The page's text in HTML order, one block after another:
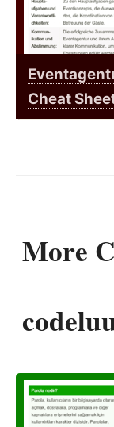
Cheat
More